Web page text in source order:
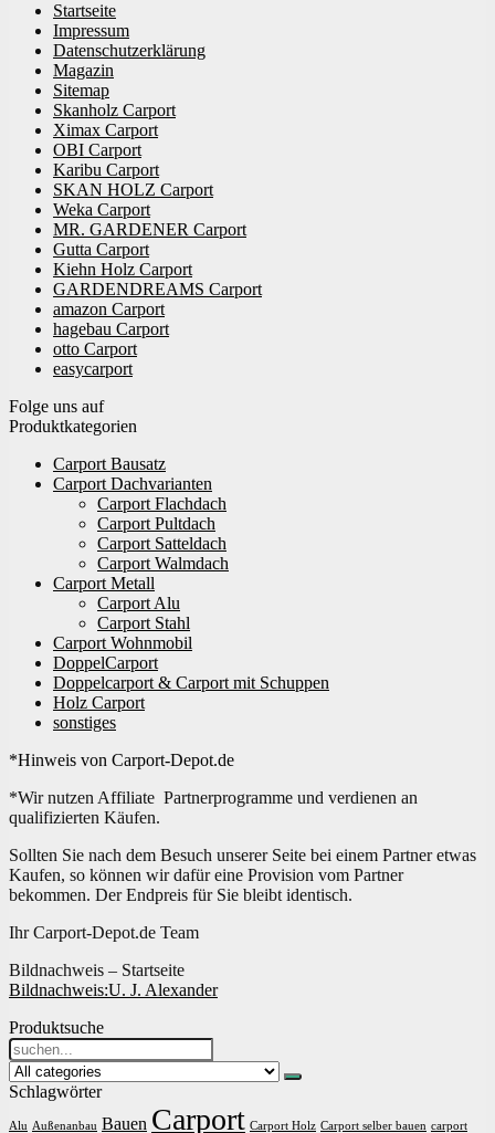
Startseite
Impressum
Datenschutzerklärung
Magazin
Sitemap
Skanholz Carport
Ximax Carport
OBI Carport
Karibu Carport
SKAN HOLZ Carport
Weka Carport
MR. GARDENER Carport
Gutta Carport
Kiehn Holz Carport
GARDENDREAMS Carport
amazon Carport
hagebau Carport
otto Carport
easycarport
Folge uns auf
Produktkategorien
Carport Bausatz
Carport Dachvarianten
Carport Flachdach
Carport Pultdach
Carport Satteldach
Carport Walmdach
Carport Metall
Carport Alu
Carport Stahl
Carport Wohnmobil
DoppelCarport
Doppelcarport & Carport mit Schuppen
Holz Carport
sonstiges
*Hinweis von Carport-Depot.de
*Wir nutzen Affiliate Partnerprogramme und verdienen an
qualifizierten Käufen.
Sollten Sie nach dem Besuch unserer Seite bei einem Partner etwas
Kaufen, so können wir dafür eine Provision vom Partner
bekommen. Der Endpreis für Sie bleibt identisch.
Ihr Carport-Depot.de Team
Bildnachweis – Startseite
Bildnachweis:U. J. Alexander
Produktsuche
Search
for:
Schlagwörter
Alu Außenanbau Bauen Carport Carport Holz Carport selber bauen carport